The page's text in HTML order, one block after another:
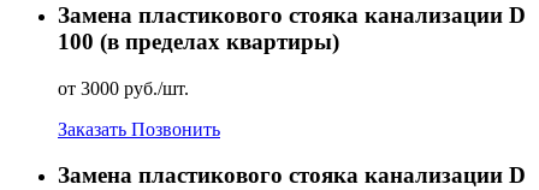
Замена пластикового стояка канализации D
100 (в пределах квартиры)
от 3000 руб./шт.
Заказать Позвонить
Замена пластикового стояка канализации D